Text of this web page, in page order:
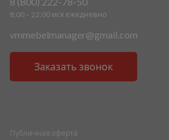
8:00 – 22:00 мск ежедневно
vmmebelmanager@gmail.com
Заказать звонок
Публичная оферта